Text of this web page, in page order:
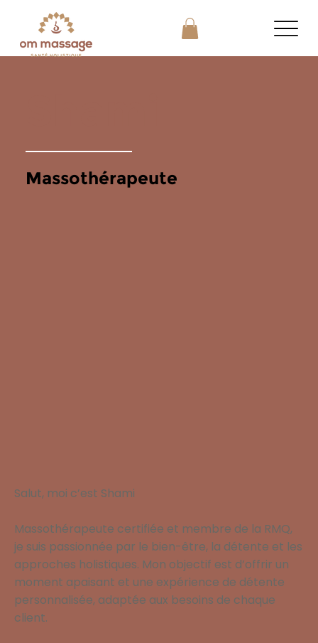
Massothérapeute
Salut, moi c’est Shami
Massothérapeute certifiée et membre de la RMQ,
je suis passionnée par le bien-être, la détente et les
approches holistiques. Mon objectif est d’offrir un
moment apaisant et une expérience de détente
personnalisée, adaptée aux besoins de chaque
client.